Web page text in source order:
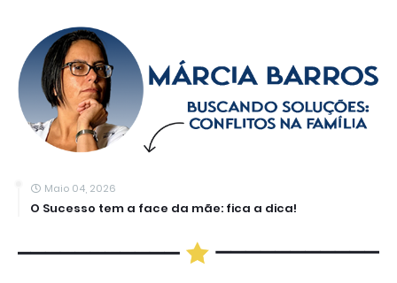
Maio 04, 2026
O Sucesso tem a face da mãe: fica a dica!